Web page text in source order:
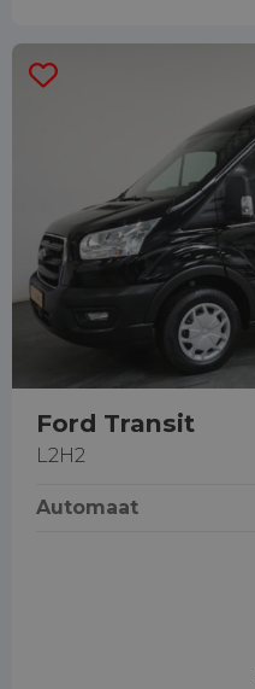
Ford Transit
L2H2
Automaat